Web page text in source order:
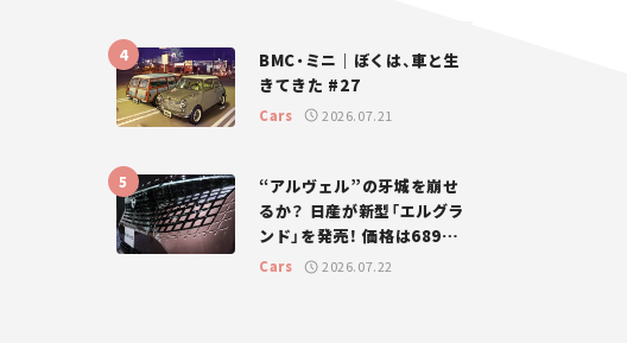
BMC・ミニ｜ぼくは、車と生
きてきた #27
Cars 2026.07.21
“アルヴェル”の牙城を崩せ
るか？ 日産が新型「エルグラ
ンド」を発売！ 価格は689万
円から【新車ニュース】
Cars 2026.07.22